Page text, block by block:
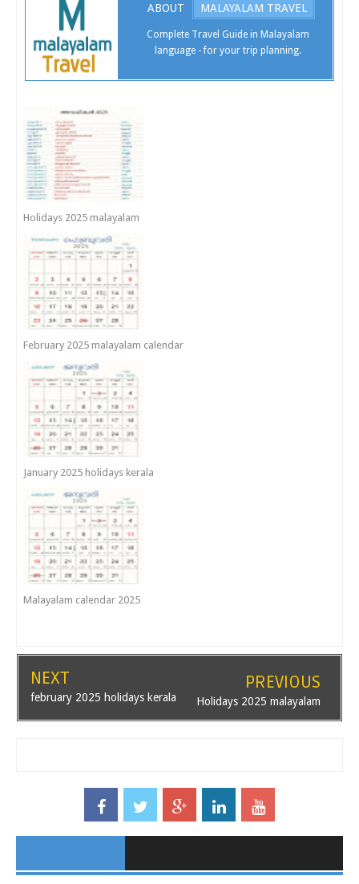
ABOUT MALAYALAM TRAVEL
Complete Travel Guide in Malayalam
language - for your trip planning.
Holidays 2025 malayalam
February 2025 malayalam calendar
January 2025 holidays kerala
Malayalam calendar 2025
NEXT
february 2025 holidays kerala
PREVIOUS
Holidays 2025 malayalam